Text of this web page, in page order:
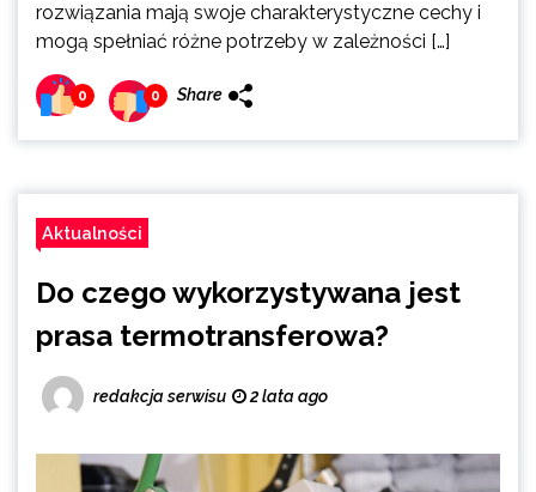
rozwiązania mają swoje charakterystyczne cechy i
mogą spełniać różne potrzeby w zależności […]
0 0 Share
Aktualności
Do czego wykorzystywana jest
prasa termotransferowa?
redakcja serwisu 2 lata ago